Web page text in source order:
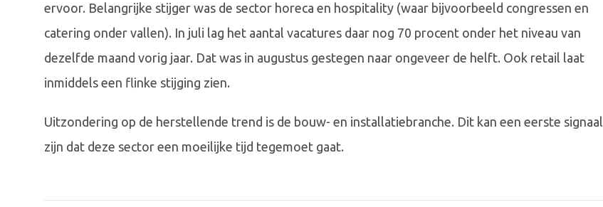
ervoor. Belangrijke stijger was de sector horeca en hospitality (waar bijvoorbeeld congressen en
catering onder vallen). In juli lag het aantal vacatures daar nog 70 procent onder het niveau van
dezelfde maand vorig jaar. Dat was in augustus gestegen naar ongeveer de helft. Ook retail laat
inmiddels een flinke stijging zien.
Uitzondering op de herstellende trend is de bouw- en installatiebranche. Dit kan een eerste signaal
zijn dat deze sector een moeilijke tijd tegemoet gaat.